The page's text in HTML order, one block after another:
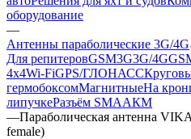
оборудование
—
Антенны параболические 3G/4G
Для репитеровGSM3G3G/4G
4x4Wi-FiGPS/ГЛОНАСС
гермобоксомМагнитныеНа
липучкеРазъём SMAАКМ
—Параболическая антенна
female)